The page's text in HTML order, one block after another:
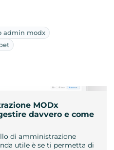
admin modx
MODx
davvero e come
di amministrazione
utile è se ti permetta di